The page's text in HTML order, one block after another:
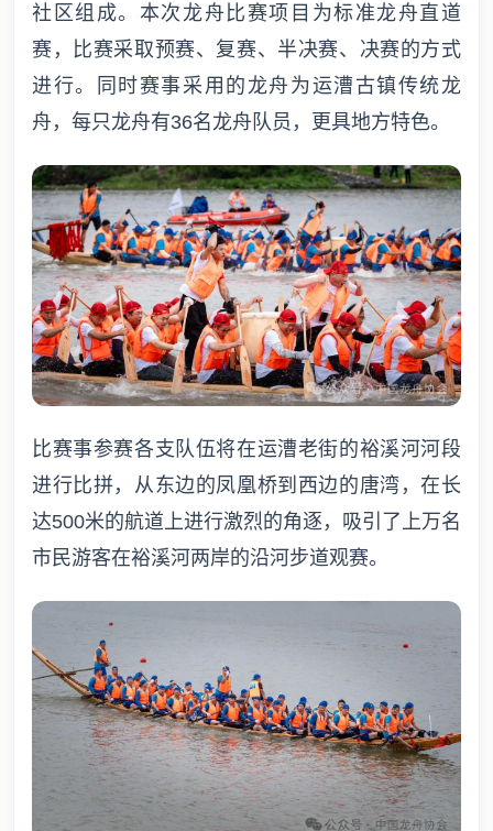
社区组成。本次龙舟比赛项目为标准龙舟直道
赛，比赛采取预赛、复赛、半决赛、决赛的方式
进行。同时赛事采用的龙舟为运漕古镇传统龙
舟，每只龙舟有36名龙舟队员，更具地方特色。
比赛事参赛各支队伍将在运漕老街的裕溪河河段
进行比拼，从东边的凤凰桥到西边的唐湾，在长
达500米的航道上进行激烈的角逐，吸引了上万名
市民游客在裕溪河两岸的沿河步道观赛。